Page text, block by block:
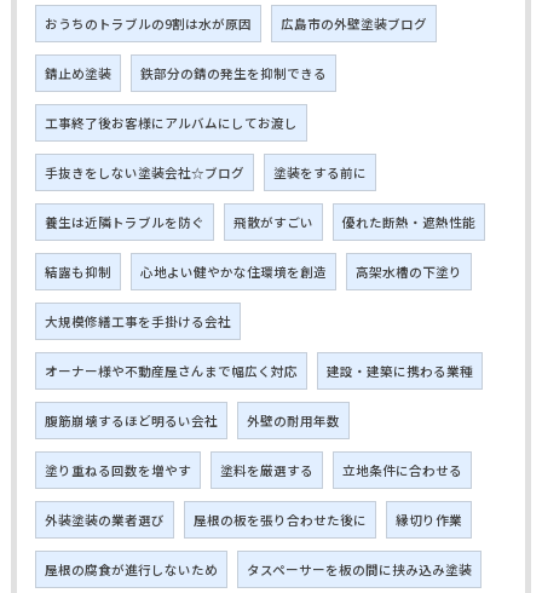
おうちのトラブルの9割は水が原因 広島市の外壁塗装ブログ
錆止め塗装 鉄部分の錆の発生を抑制できる
工事終了後お客様にアルバムにしてお渡し
手抜きをしない塗装会社☆ブログ 塗装をする前に
養生は近隣トラブルを防ぐ 飛散がすごい 優れた断熱・遮熱性能
結露も抑制 心地よい健やかな住環境を創造 高架水槽の下塗り
大規模修繕工事を手掛ける会社
オーナー様や不動産屋さんまで幅広く対応 建設・建築に携わる業種
腹筋崩壊するほど明るい会社 外壁の耐用年数
塗り重ねる回数を増やす 塗料を厳選する 立地条件に合わせる
外装塗装の業者選び 屋根の板を張り合わせた後に 縁切り作業
屋根の腐食が進行しないため タスペーサーを板の間に挟み込み塗装